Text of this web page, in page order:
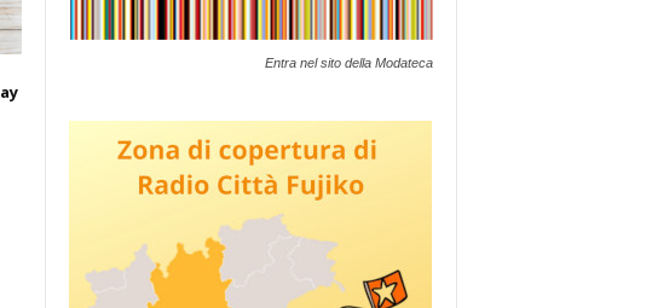
Entra nel sito della Modateca